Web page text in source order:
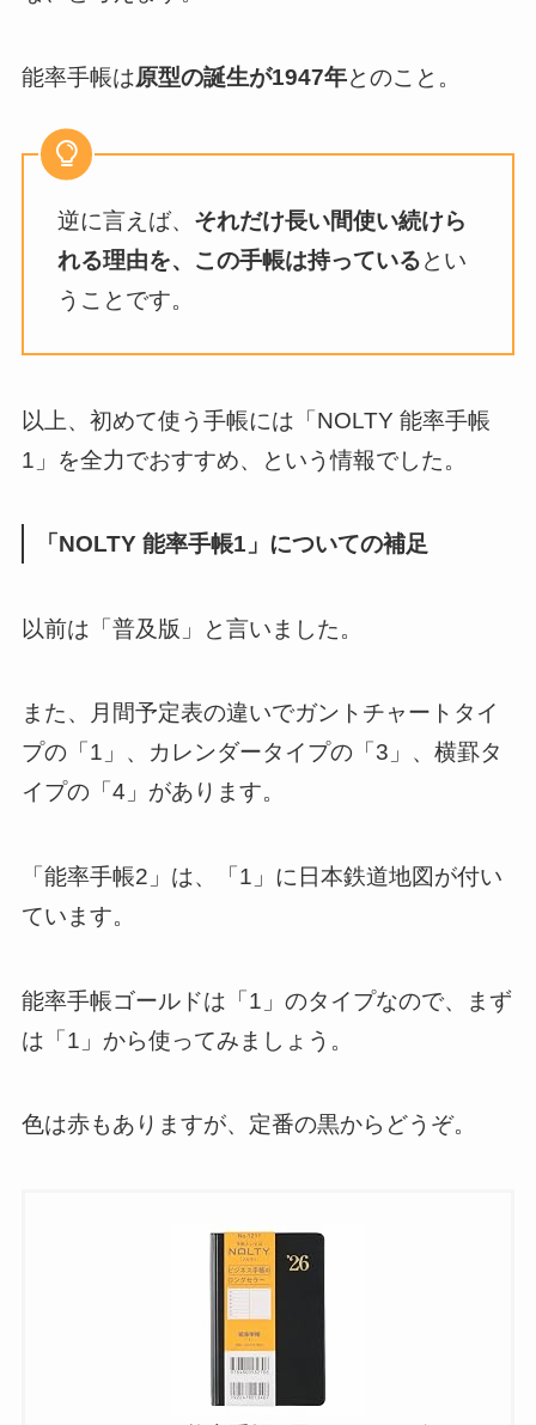
能率手帳は原型の誕生が1947年とのこと。
逆に言えば、 それだけ長い間使い続けら
れる理由を、この手帳は持っているとい
うことです。
以上、初めて使う手帳には「NOLTY 能率手帳
1」を全力でおすすめ、という情報でした。
「NOLTY 能率手帳1」についての補足
以前は「普及版」と言いました。
また、月間予定表の違いでガントチャートタイ
プの「1」、カレンダータイプの「3」、横罫タ
イプの「4」があります。
「能率手帳2」は、「1」に日本鉄道地図が付い
ています。
能率手帳ゴールドは「1」のタイプなので、まず
は「1」から使ってみましょう。
色は赤もありますが、定番の黒からどうぞ。